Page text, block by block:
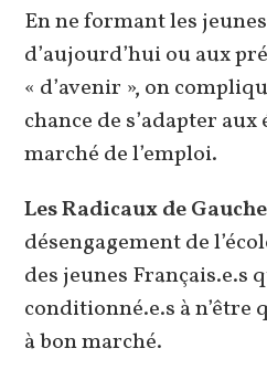
En ne formant les
d’aujourd’hui ou aux
« d’avenir », on
chance de s’adapter
marché de l’emploi.
Les Radicaux de Gauche
désengagement de
des jeunes Français.e.s
conditionné.e.s à n’être
à bon marché.